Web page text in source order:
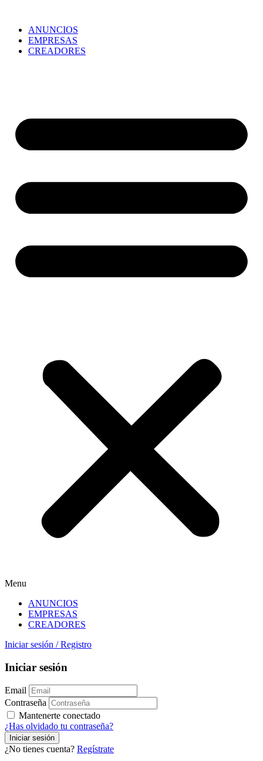
ANUNCIOS
EMPRESAS
CREADORES
Menu
ANUNCIOS
EMPRESAS
CREADORES
Iniciar sesión / Registro
Iniciar sesión
Email
Contraseña
Mantenerte conectado
¿Has olvidado tu contraseña?
¿No tienes cuenta? Regístrate